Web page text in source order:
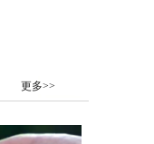
更多>>